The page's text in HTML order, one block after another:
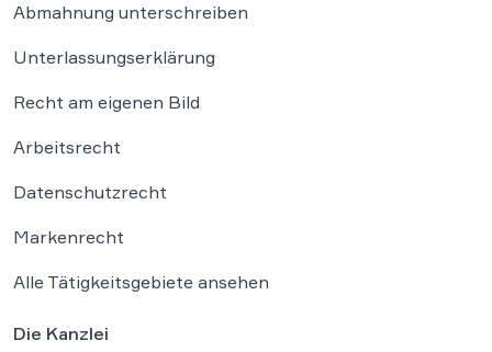
Abmahnung unterschreiben
Unterlassungserklärung
Recht am eigenen Bild
Arbeitsrecht
Datenschutzrecht
Markenrecht
Alle Tätigkeitsgebiete ansehen
Die Kanzlei